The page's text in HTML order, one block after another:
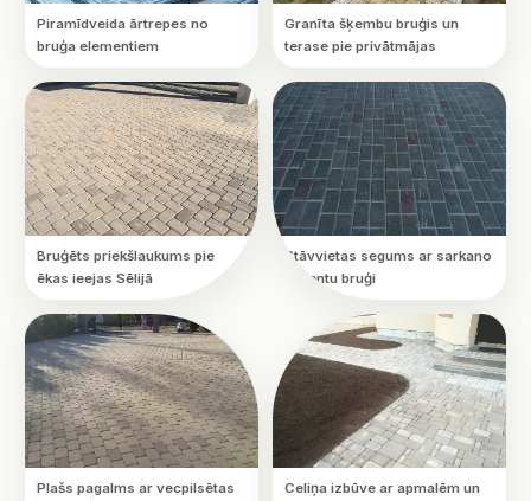
Piramīdveida ārtrepes no
bruģa elementiem
Granīta šķembu bruģis un
terase pie privātmājas
Bruģēts priekšlaukums pie
ēkas ieejas Sēlijā
Stāvvietas segums ar sarkano
akcentu bruģi
Plašs pagalms ar vecpilsētas
Celiņa izbūve ar apmalēm un